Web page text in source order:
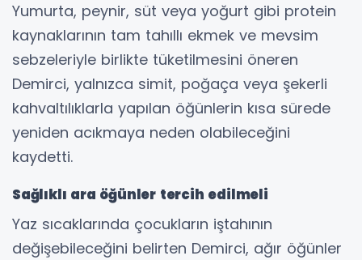
Yumurta, peynir, süt veya yoğurt gibi protein
kaynaklarının tam tahıllı ekmek ve mevsim
sebzeleriyle birlikte tüketilmesini öneren
Demirci, yalnızca simit, poğaça veya şekerli
kahvaltılıklarla yapılan öğünlerin kısa sürede
yeniden acıkmaya neden olabileceğini
kaydetti.
Sağlıklı ara öğünler tercih edilmeli
Yaz sıcaklarında çocukların iştahının
değişebileceğini belirten Demirci, ağır öğünler